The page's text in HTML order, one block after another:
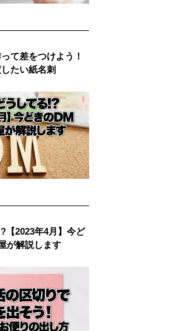
て差をつけよう！
たい紙名刺
【2023年4月】今ど
が解説します